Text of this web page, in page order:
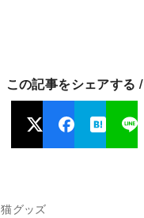
この記事をシェアする /
猫グッズ